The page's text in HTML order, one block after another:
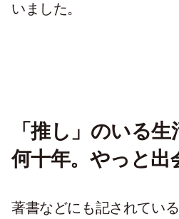
いました。
「推し」のいる
何十年。やっと出
著書などにも記されてい